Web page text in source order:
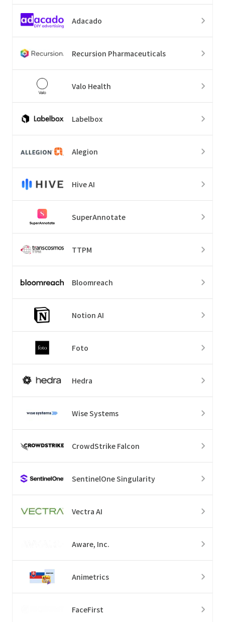
Adacado
Recursion Pharmaceuticals
Valo Health
Labelbox
Alegion
Hive AI
SuperAnnotate
TTPM
Bloomreach
Notion AI
Foto
Hedra
Wise Systems
CrowdStrike Falcon
SentinelOne Singularity
Vectra AI
Aware, Inc.
Animetrics
FaceFirst